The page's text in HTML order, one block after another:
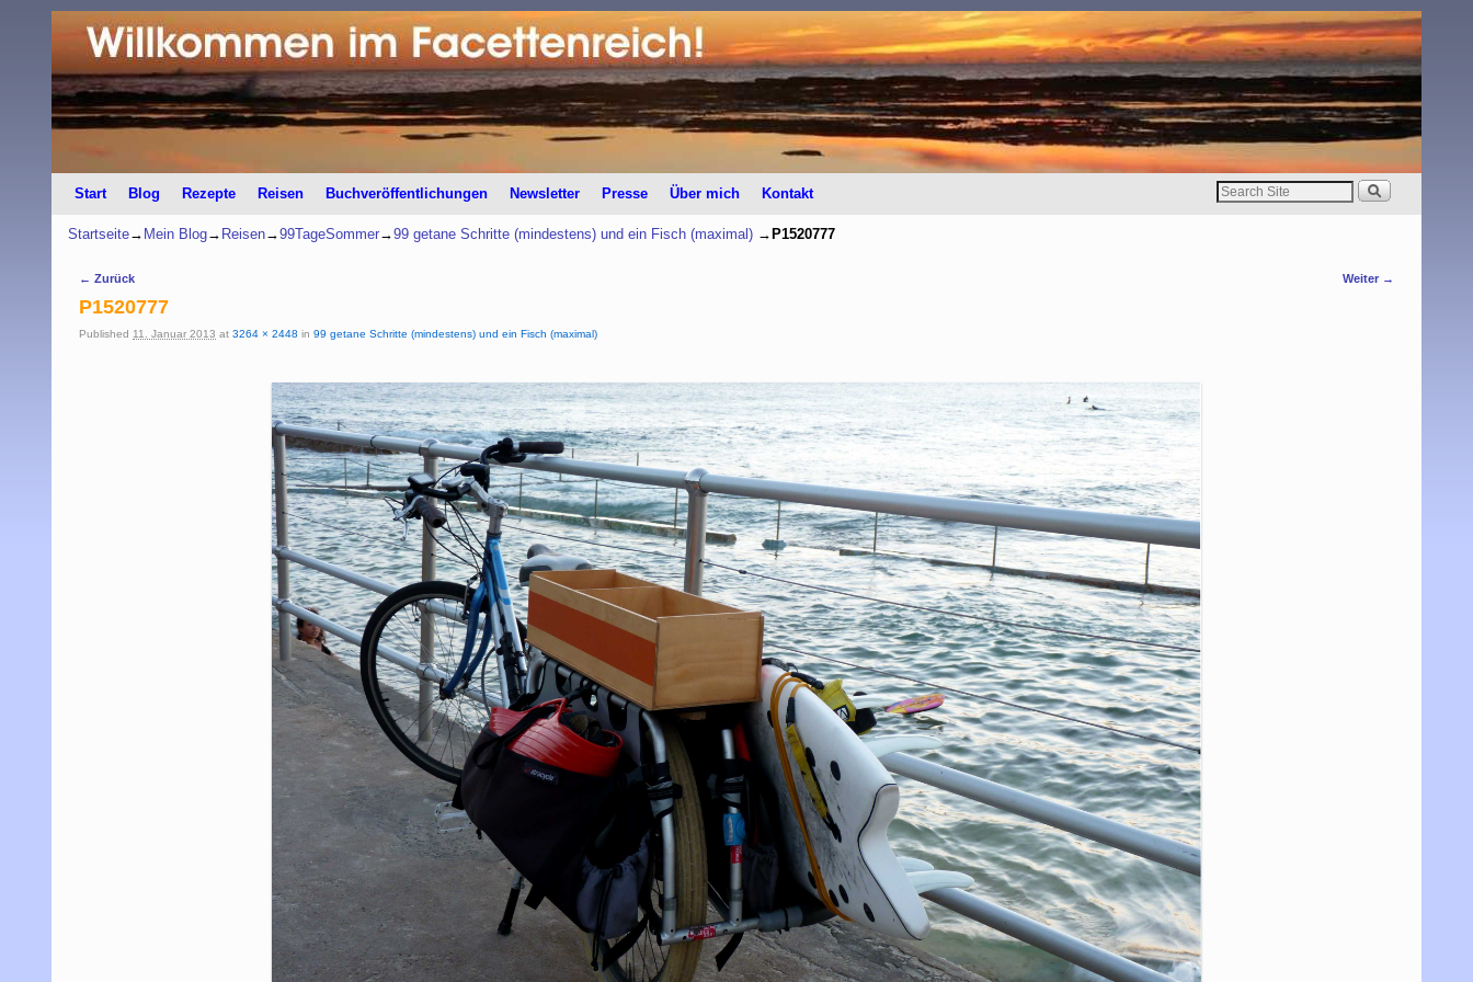
Zum Inhalt wechseln
Zum sekundären Inhalt wechseln
Start Blog Rezepte Reisen Buchveröffentlichungen Newsletter Presse Über mich Kontakt
Startseite→ Mein Blog→ Reisen→99TageSommer→99 getane Schritte (mindestens) und ein Fisch (maximal) → P1520777
Bilder-Navigation
← Zurück Weiter →
P1520777
Published 11. Januar 2013 at 3264 × 2448 in 99 getane Schritte (mindestens) und ein Fisch (maximal)